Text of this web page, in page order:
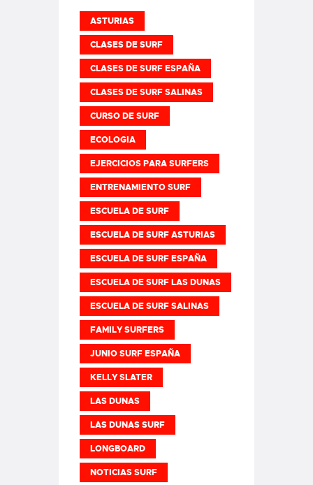
ASTURIAS
CLASES DE SURF
CLASES DE SURF ESPAÑA
CLASES DE SURF SALINAS
CURSO DE SURF
ECOLOGIA
EJERCICIOS PARA SURFERS
ENTRENAMIENTO SURF
ESCUELA DE SURF
ESCUELA DE SURF ASTURIAS
ESCUELA DE SURF ESPAÑA
ESCUELA DE SURF LAS DUNAS
ESCUELA DE SURF SALINAS
FAMILY SURFERS
JUNIO SURF ESPAÑA
KELLY SLATER
LAS DUNAS
LAS DUNAS SURF
LONGBOARD
NOTICIAS SURF